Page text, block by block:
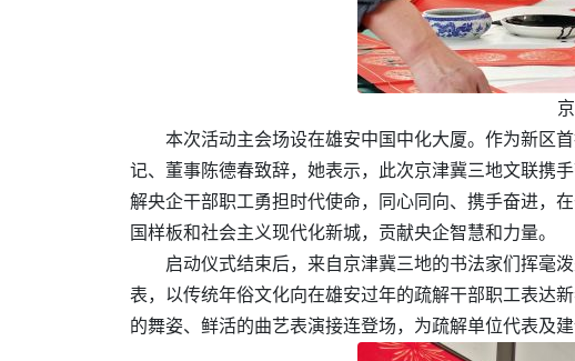
本次活动主会场设在雄安中国中化大厦。作为新区
记、董事陈德春致辞，她表示，此次京津冀三地文联携
解央企干部职工勇担时代使命，同心同向、携手奋进，
国样板和社会主义现代化新城，贡献央企智慧和力量。
启动仪式结束后，来自京津冀三地的书法家们挥毫
表，以传统年俗文化向在雄安过年的疏解干部职工表达
的舞姿、鲜活的曲艺表演接连登场，为疏解单位代表及